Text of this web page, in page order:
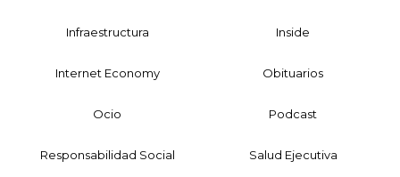
Infraestructura Inside
Internet Economy Obituarios
Ocio Podcast
Responsabilidad Social Salud Ejecutiva